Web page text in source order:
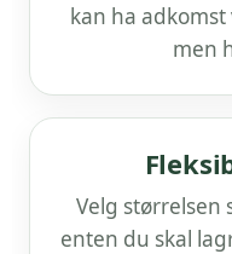
kan ha
men
Velg størrelsen
enten du skal